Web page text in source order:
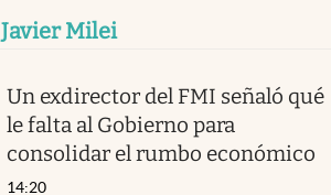
Javier Milei
Un exdirector del FMI señaló qué
le falta al Gobierno para
consolidar el rumbo económico
14:20